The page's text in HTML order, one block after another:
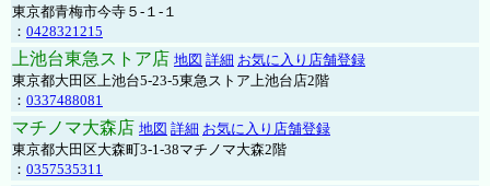
東京都青梅市今寺５-１-１
： 0428321215
上池台東急ストア店 地図 詳細 お気に入り店舗登録
東京都大田区上池台5-23-5東急ストア上池台店2階
： 0337488081
マチノマ大森店 地図 詳細 お気に入り店舗登録
東京都大田区大森町3-1-38マチノマ大森2階
： 0357535311